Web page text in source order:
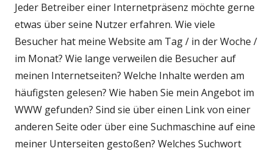
Jeder Betreiber einer Internetpräsenz möchte gerne
etwas über seine Nutzer erfahren. Wie viele
Besucher hat meine Website am Tag / in der Woche /
im Monat? Wie lange verweilen die Besucher auf
meinen Internetseiten? Welche Inhalte werden am
häufigsten gelesen? Wie haben Sie mein Angebot im
WWW gefunden? Sind sie über einen Link von einer
anderen Seite oder über eine Suchmaschine auf eine
meiner Unterseiten gestoßen? Welches Suchwort